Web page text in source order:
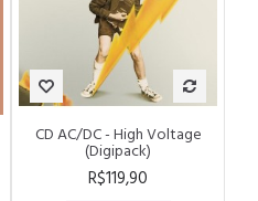
CD AC/DC - High Voltage
(Digipack)
R$119,90